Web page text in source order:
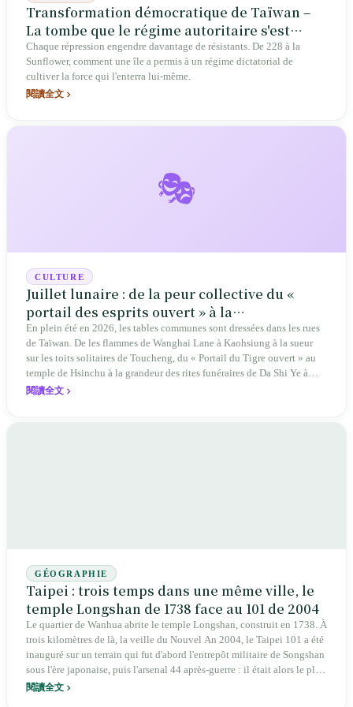
Transformation démocratique de Taïwan –
La tombe que le régime autoritaire s'est
creusée lui-même
Chaque répression engendre davantage de résistants. De 228 à la
Sunflower, comment une île a permis à un régime dictatorial de
cultiver la force qui l'enterra lui-même.
閱讀全文
🎭
CULTURE
Juillet lunaire : de la peur collective du «
portail des esprits ouvert » à la
réconciliation douce d'une île
En plein été en 2026, les tables communes sont dressées dans les rues
de Taïwan. De les flammes de Wanghai Lane à Kaohsiung à la sueur
sur les toits solitaires de Toucheng, du « Portail du Tigre ouvert » au
temple de Hsinchu à la grandeur des rites funéraires de Da Shi Ye à
Minxiong : le septième mois lunaire n'est pas seulement une affaire
閱讀全文
GÉOGRAPHIE
Taipei : trois temps dans une même ville, le
temple Longshan de 1738 face au 101 de 2004
Le quartier de Wanhua abrite le temple Longshan, construit en 1738. À
trois kilomètres de là, la veille du Nouvel An 2004, le Taipei 101 a été
inauguré sur un terrain qui fut d'abord l'entrepôt militaire de Songshan
sous l'ère japonaise, puis l'arsenal 44 après-guerre : il était alors le plus
haut gratte-ciel du monde. En se dirigeant vers Dadaocheng, dans les
閱讀全文